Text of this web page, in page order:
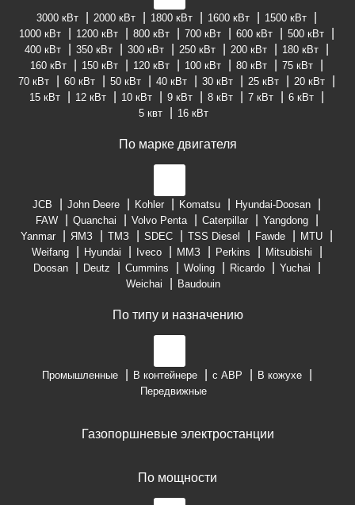
3000 кВт 2000 кВт 1800 кВт 1600 кВт
1500 кВт
1000 кВт
1200 кВт 800 кВт 700 кВт 600 кВт
500 кВт
400 кВт
350 кВт 300 кВт 250 кВт 200 кВт
180 кВт
160 кВт
150 кВт 120 кВт 100 кВт 80 кВт
75 кВт
70 кВт
60 кВт 50 кВт 40 кВт 30 кВт 25 кВт
20 кВт
15 кВт
12 кВт 10 кВт 9 кВт 8 кВт 7 кВт
6 кВт
5 квт
16 кВт
По марке двигателя
JCB John Deere Kohler Komatsu
Hyundai-Doosan
FAW
Quanchai Volvo Penta Caterpillar
Yangdong
Yanmar
ЯМЗ ТМЗ SDEC TSS Diesel Fawde
MTU
Weifang
Hyundai Iveco ММЗ Perkins
Mitsubishi
Doosan
Deutz Cummins Woling Ricardo
Yuchai
Weichai
Baudouin
По типу и назначению
Промышленные В контейнере с АВР
В кожухе
Передвижные
Газопоршневые электростанции
По мощности